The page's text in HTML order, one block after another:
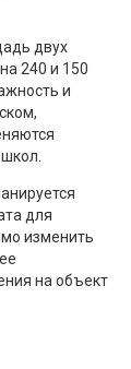
двух
240 и 150
и
для
изменить
на объект